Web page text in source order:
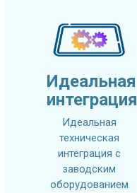
Идеальная
интеграция
Идеальная
техническая
интеграция с
заводским
оборудованием